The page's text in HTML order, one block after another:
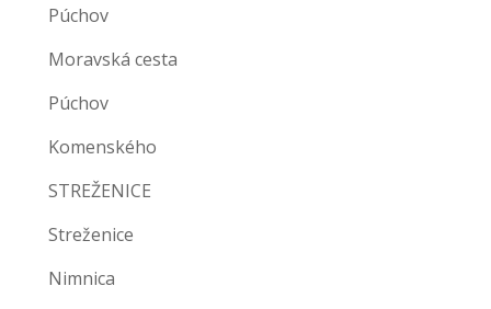
Púchov
Moravská cesta
Púchov
Komenského
STREŽENICE
Streženice
Nimnica